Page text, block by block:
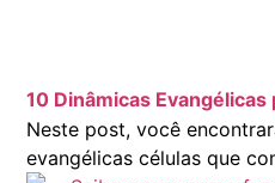
10 Dinâmicas Evangélicas
Neste post, você
evangélicas células que